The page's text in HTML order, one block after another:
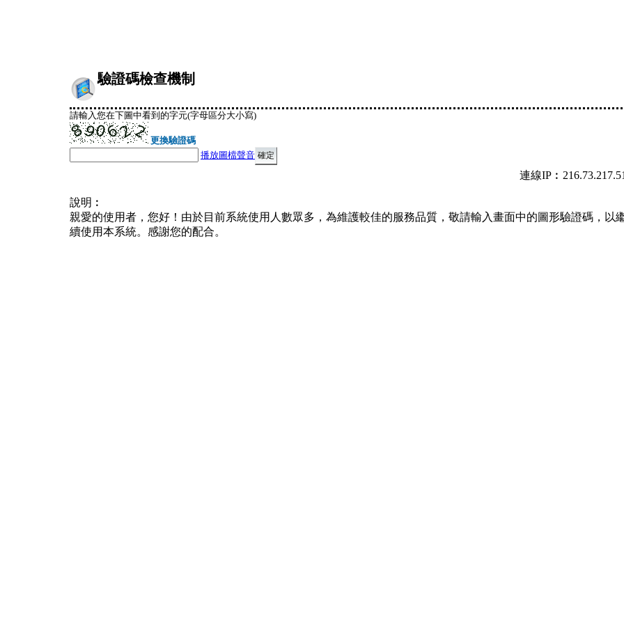
驗證碼檢查機制
請輸入您在下圖中看到的字元(字母區分大小寫)
更換驗證碼
播放圖檔聲音
連線
說明︰
親愛的使用者，您好！由於目前系統使用人數眾多，為維護較佳的服務品質，敬請輸入畫面中的圖形驗證碼，以
續使用本系統。感謝您的配合。